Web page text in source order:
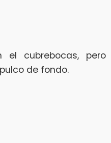
cubrebocas, pero
de fondo.